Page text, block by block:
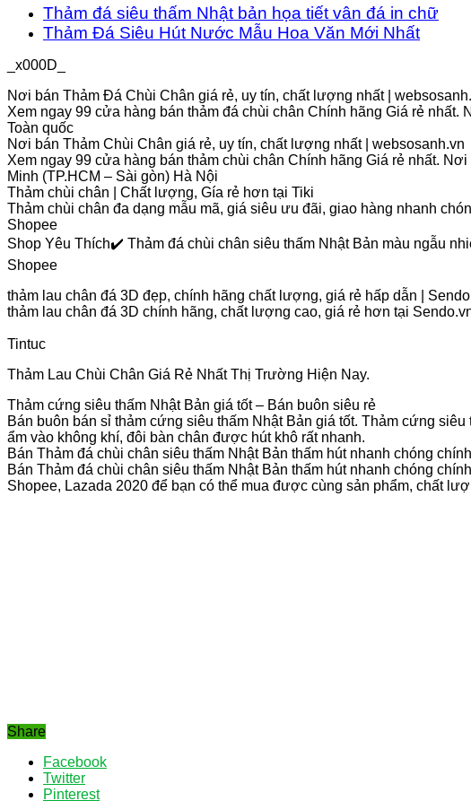
Thảm đá siêu thấm Nhật bản họa tiết vân đá in chữ
Thảm Đá Siêu Hút Nước Mẫu Hoa Văn Mới Nhất
_x000D_
Nơi bán Thảm Đá Chùi Chân giá rẻ, uy tín, chất lượng nhất |
Xem ngay 99 cửa hàng bán thảm đá chùi chân Chính hãng Giá rẻ
Toàn quốc
Nơi bán Thảm Chùi Chân giá rẻ, uy tín, chất lượng nhất | websosanh.vn
Xem ngay 99 cửa hàng bán thảm chùi chân Chính hãng Giá rẻ nhất.
Minh (TP.HCM – Sài gòn) Hà Nội
Thảm chùi chân | Chất lượng, Gía rẻ hơn tại Tiki
Thảm chùi chân đa dạng mẫu mã, giá siêu ưu đãi, giao hàng nhanh
Shopee
Shop Yêu Thích✔️ Thảm đá chùi chân siêu thấm Nhật Bản màu ngẫu
Shopee
thảm lau chân đá 3D đẹp, chính hãng chất lượng, giá rẻ hấp dẫn |
thảm lau chân đá 3D chính hãng, chất lượng cao, giá rẻ hơn tại
Tintuc
Thảm Lau Chùi Chân Giá Rẻ Nhất Thị Trường Hiện Nay.
Thảm cứng siêu thấm Nhật Bản giá tốt – Bán buôn siêu rẻ
Bán buôn bán sỉ thảm cứng siêu thấm Nhật Bản giá tốt. Thảm cứng
ẩm vào không khí, đôi bàn chân được hút khô rất nhanh.
Bán Thảm đá chùi chân siêu thấm Nhật Bản thấm hút nhanh chóng
Bán Thảm đá chùi chân siêu thấm Nhật Bản thấm hút nhanh chóng
Shopee, Lazada 2020 để bạn có thể mua được cùng sản phẩm, chất
Share
Facebook
Twitter
Pinterest